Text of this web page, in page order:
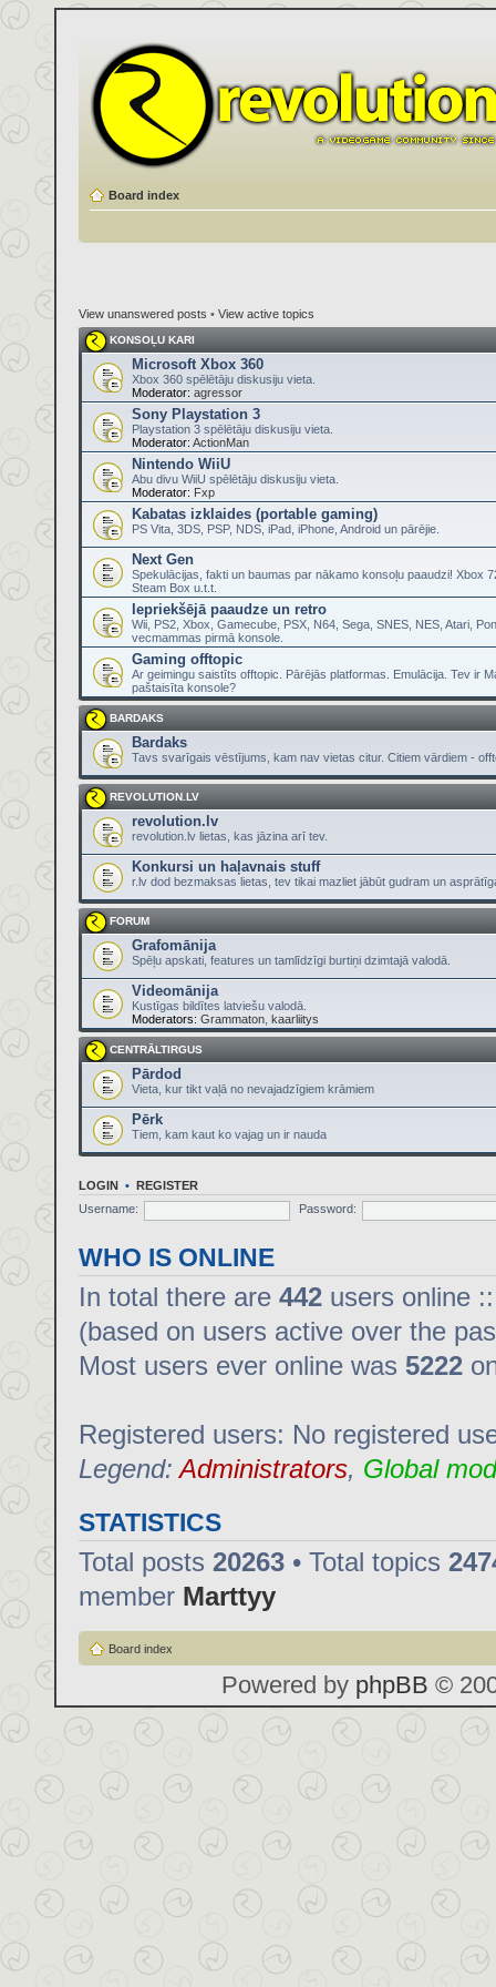
Board index
View unanswered posts • View active topics
KONSOĻU KARI
Microsoft Xbox 360
Xbox 360 spēlētāju diskusiju vieta.
Moderator: agressor
Sony Playstation 3
Playstation 3 spēlētāju diskusiju vieta.
Moderator: ActionMan
Nintendo WiiU
Abu divu WiiU spēlētāju diskusiju vieta.
Moderator: Fxp
Kabatas izklaides (portable gaming)
PS Vita, 3DS, PSP, NDS, iPad, iPhone, Android un pārējie.
Next Gen
Spekulācijas, fakti un baumas par nākamo konsoļu paaudzi! Xbox
Steam Box u.t.t.
Iepriekšējā paaudze un retro
Wii, PS2, Xbox, Gamecube, PSX, N64, Sega, SNES, NES, Atari,
vecmammas pirmā konsole.
Gaming offtopic
Ar geimingu saistīts offtopic. Pārējās platformas. Emulācija. Tev ir
paštaisīta konsole?
BARDAKS
Bardaks
Tavs svarīgais vēstījums, kam nav vietas citur. Citiem vārdiem -
REVOLUTION.LV
revolution.lv
revolution.lv lietas, kas jāzina arī tev.
Konkursi un haļavnais stuff
r.lv dod bezmaksas lietas, tev tikai mazliet jābūt gudram un
FORUM
Grafomānija
Spēļu apskati, features un tamlīdzīgi burtiņi dzimtajā valodā.
Videomānija
Kustīgas bildītes latviešu valodā.
Moderators: Grammaton kaarliitys
CENTRĀLTIRGUS
Pārdod
Vieta, kur tikt vaļā no nevajadzīgiem krāmiem
Pērk
Tiem, kam kaut ko vajag un ir nauda
LOGIN • REGISTER
Username:
Password:
WHO IS ONLINE
In total there are 442 users online
(based on users active over the
Most users ever online was 5222
Registered users: No registered
Legend:Administrators, Global
STATISTICS
Total posts 20263 • Total topics
member Marttyy
Board index
Powered by phpBB ©